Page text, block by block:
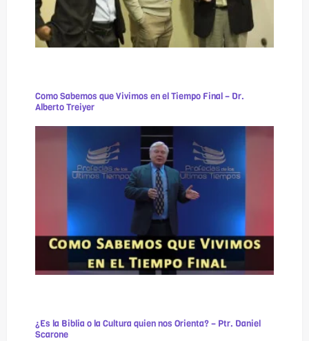
Como Sabemos que Vivimos en el Tiempo Final – Dr.
Alberto Treiyer
¿Es la Biblia o la Cultura quien nos Orienta? – Ptr. Daniel
Scarone